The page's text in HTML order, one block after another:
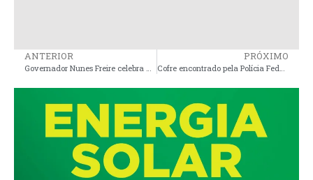
ANTERIOR
Governador Nunes Freire celebra 31 anos de emancipação com festa inesquecível
PRÓXIMO
Cofre encontrado pela Polícia Federal cheio de dinheiro é do Deputado Edson Araújo